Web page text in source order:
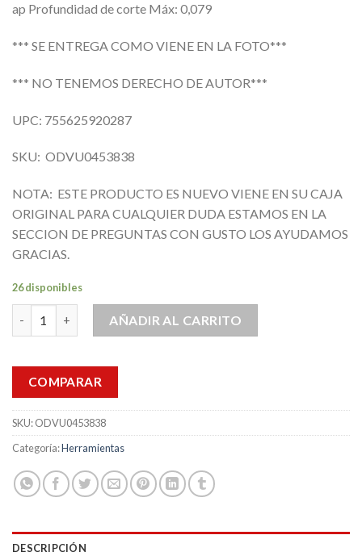
ap Profundidad de corte Máx: 0,079
*** SE ENTREGA COMO VIENE EN LA FOTO***
*** NO TENEMOS DERECHO DE AUTOR***
UPC: 755625920287
SKU: ODVU0453838
NOTA: ESTE PRODUCTO ES NUEVO VIENE EN SU CAJA
ORIGINAL PARA CUALQUIER DUDA ESTAMOS EN LA
SECCION DE PREGUNTAS CON GUSTO LOS AYUDAMOS
GRACIAS.
26 disponibles
Plaquitas intercambiable de torneado Corte Rómbicas DCGT
AÑADIR AL CARRITO
COMPARAR
SKU:ODVU0453838
Categoría:Herramientas
DESCRIPCIÓN